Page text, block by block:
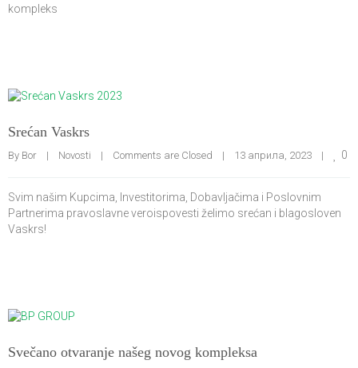
kompleks
Srećan Vaskrs
By Bor | Novosti | Comments are Closed | 13 априла, 2023 | 0
Svim našim Kupcima, Investitorima, Dobavljačima i Poslovnim
Partnerima pravoslavne veroispovesti želimo srećan i blagosloven
Vaskrs!
Svečano otvaranje našeg novog kompleksa